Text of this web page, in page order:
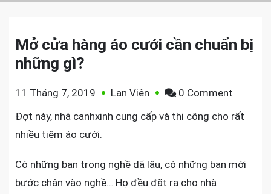
Mở cửa hàng áo cưới cần chuẩn bị
những gì?
11 Tháng 7, 2019 Lan Viên 0 Comment
Mở
Đợt này, nhà canhxinh cung cấp và thi công cho rất
nhiều tiệm áo cưới.
Có những bạn trong nghề dã lâu, có những bạn mới
bước chân vào nghề… Họ đều đặt ra cho nhà